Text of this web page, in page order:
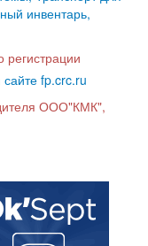
инвентарь,
регистрации
fp.crc.ru
ООО"КМК",